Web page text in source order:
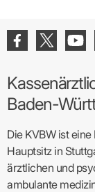
Baden-
Die KVBW ist
Hauptsitz in
ärztlichen und
ambulante